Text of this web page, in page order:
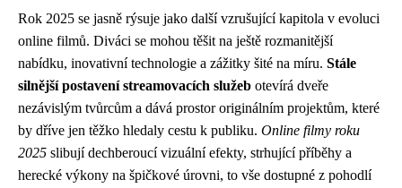
Rok 2025 se jasně rýsuje jako další vzrušující kapitola v evoluci
online filmů. Diváci se mohou těšit na ještě rozmanitější
nabídku, inovativní technologie a zážitky šité na míru. Stále
silnější postavení streamovacích služeb otevírá dveře
nezávislým tvůrcům a dává prostor originálním projektům, které
by dříve jen těžko hledaly cestu k publiku. Online filmy roku
2025 slibují dechberoucí vizuální efekty, strhující příběhy a
herecké výkony na špičkové úrovni, to vše dostupné z pohodlí